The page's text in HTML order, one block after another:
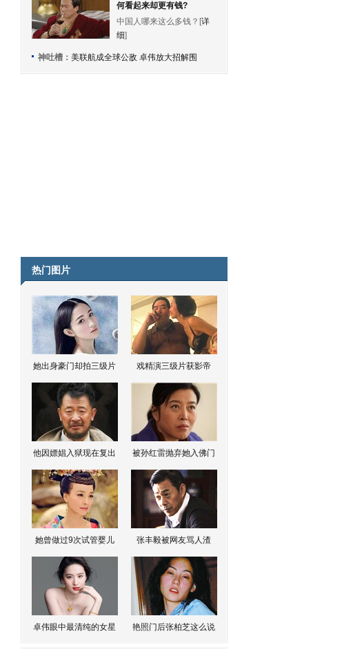
何看起来却更有钱?
中国人哪来这么多钱？[详
细]
神吐槽： 美联航成全球公敌 卓伟放大招解围
热门图片
她出身豪门却拍三级片 戏精演三级片获影帝
他因嫖娼入狱现在复出 被孙红雷抛弃她入佛门
她曾做过9次试管婴儿 张丰毅被网友骂人渣
卓伟眼中最清纯的女星 艳照门后张柏芝这么说